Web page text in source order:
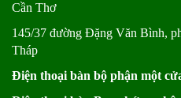
Cần Thơ
145/37 đường Đặng Văn Bình,
Tháp
Điện thoại bàn bộ phận một